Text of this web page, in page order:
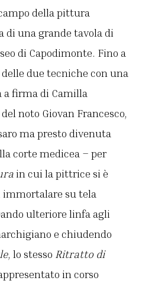
della pittura
di una grande tavola di
di Capodimonte. Fino a
due tecniche con una
a firma di Camilla
noto Giovan Francesco,
ma presto divenuta
corte medicea – per
in cui la pittrice si è
su tela
ulteriore linfa agli
e chiudendo
, lo stesso Ritratto di
in corso